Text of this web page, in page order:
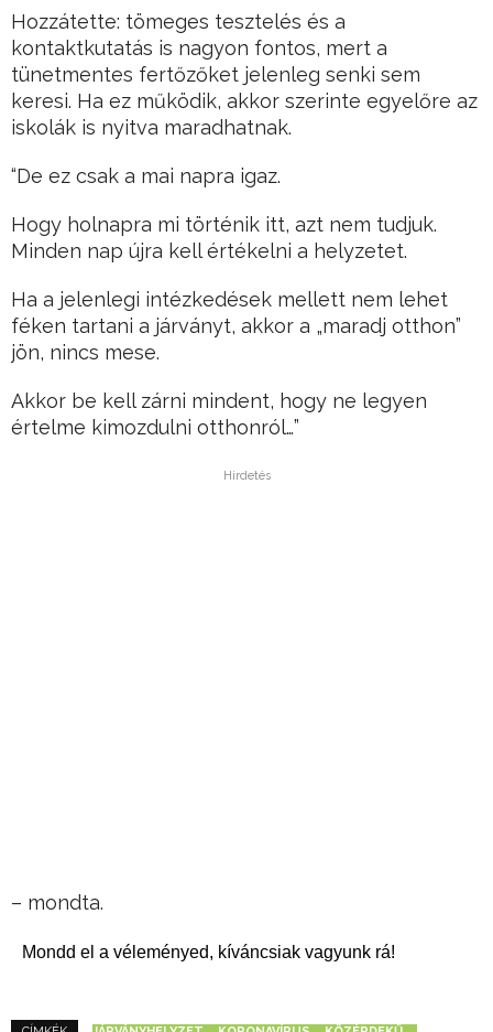
Hozzátette: tömeges tesztelés és a
kontaktkutatás is nagyon fontos, mert a
tünetmentes fertőzőket jelenleg senki sem
keresi. Ha ez működik, akkor szerinte egyelőre az
iskolák is nyitva maradhatnak.
“De ez csak a mai napra igaz.
Hogy holnapra mi történik itt, azt nem tudjuk.
Minden nap újra kell értékelni a helyzetet.
Ha a jelenlegi intézkedések mellett nem lehet
féken tartani a járványt, akkor a „maradj otthon”
jön, nincs mese.
Akkor be kell zárni mindent, hogy ne legyen
értelme kimozdulni otthonról…”
Hirdetés
– mondta.
Mondd el a véleményed, kíváncsiak vagyunk rá!